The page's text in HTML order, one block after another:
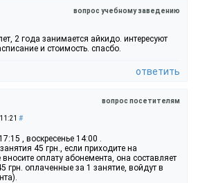
вопрос учебному заведению
2 года занимается айкидо. интересуют
и стоимость. спасбо.
ответить
вопрос посетителям
#
, воскресенье 14:00 .
45 грн., если приходите на
оплату абонемента, она составляет
грн. оплаченные за 1 занятие, войдут в